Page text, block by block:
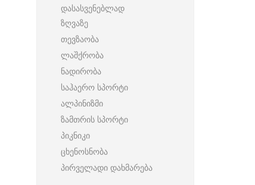
დასასვენებლად
ზღვაზე
თევზაობა
ლაშქრობა
ნადირობა
საჰაერო სპორტი
ალპინიზმი
ზამთრის სპორტი
პიკნიკი
ცხენოსნობა
პირველადი დახმარება